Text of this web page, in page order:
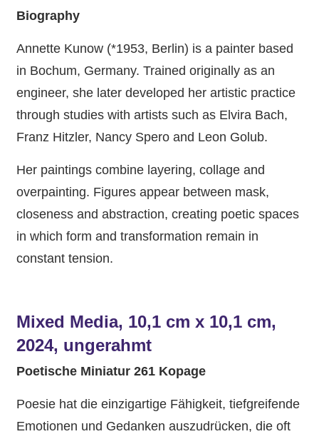
Biography
Annette Kunow (*1953, Berlin) is a painter based
in Bochum, Germany. Trained originally as an
engineer, she later developed her artistic practice
through studies with artists such as Elvira Bach,
Franz Hitzler, Nancy Spero and Leon Golub.
Her paintings combine layering, collage and
overpainting. Figures appear between mask,
closeness and abstraction, creating poetic spaces
in which form and transformation remain in
constant tension.
Mixed Media, 10,1 cm x 10,1 cm,
2024, ungerahmt
Poetische Miniatur 261 Kopage
Poesie hat die einzigartige Fähigkeit, tiefgreifende
Emotionen und Gedanken auszudrücken, die oft